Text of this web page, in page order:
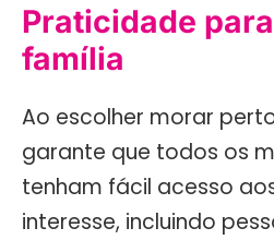
Praticidade
família
Ao escolher morar
garante que todos os
tenham fácil acesso
interesse, incluindo